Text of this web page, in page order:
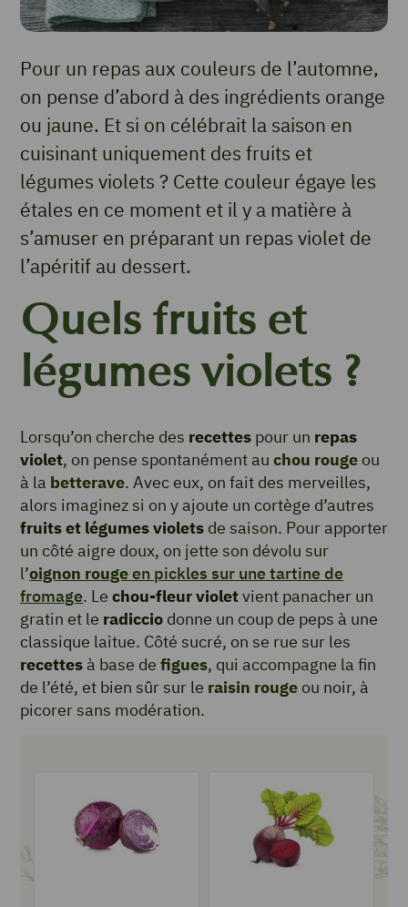
Pour un repas aux couleurs de l’automne,
on pense d’abord à des ingrédients orange
ou jaune. Et si on célébrait la saison en
cuisinant uniquement des fruits et
légumes violets ? Cette couleur égaye les
étales en ce moment et il y a matière à
s’amuser en préparant un repas violet de
l’apéritif au dessert.
Quels fruits et
légumes violets ?
Lorsqu’on cherche des recettes pour un repas
violet, on pense spontanément au chou rouge ou
à la betterave. Avec eux, on fait des merveilles,
alors imaginez si on y ajoute un cortège d’autres
fruits et légumes violets de saison. Pour apporter
un côté aigre doux, on jette son dévolu sur
l’oignon rougeen pickles sur une tartine de
fromage. Le chou-fleur violetvient panacher un
gratin et le radiccio donne un coup de peps à une
classique laitue. Côté sucré, on se rue sur les
recettes à base de figues, qui accompagne la fin
de l’été, et bien sûr sur le raisin rouge ou noir, à
picorer sans modération.
Chou rouge Betterave